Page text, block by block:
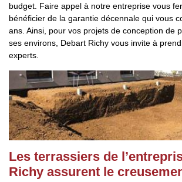
budget. Faire appel à notre entreprise vous
bénéficier de la garantie décennale qui vous
ans. Ainsi, pour vos projets de conception de
ses environs, Debart Richy vous invite à
experts.
Les terrassiers de
Richy assurent le